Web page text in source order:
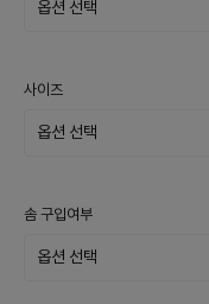
사이즈
솜 구입여부